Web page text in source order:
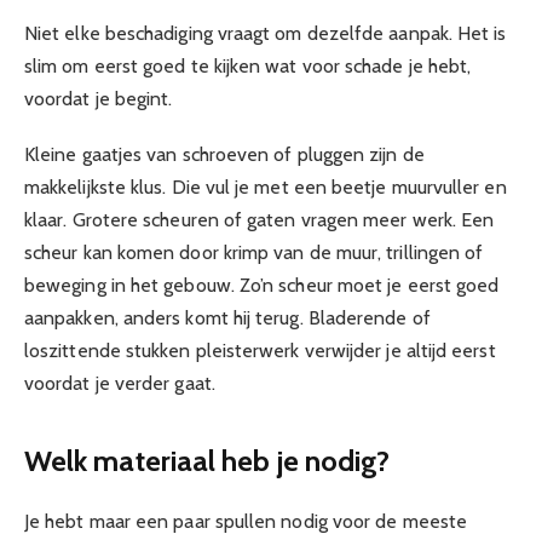
Niet elke beschadiging vraagt om dezelfde aanpak. Het is
slim om eerst goed te kijken wat voor schade je hebt,
voordat je begint.
Kleine gaatjes van schroeven of pluggen zijn de
makkelijkste klus. Die vul je met een beetje muurvuller en
klaar. Grotere scheuren of gaten vragen meer werk. Een
scheur kan komen door krimp van de muur, trillingen of
beweging in het gebouw. Zo’n scheur moet je eerst goed
aanpakken, anders komt hij terug. Bladerende of
loszittende stukken pleisterwerk verwijder je altijd eerst
voordat je verder gaat.
Welk materiaal heb je nodig?
Je hebt maar een paar spullen nodig voor de meeste